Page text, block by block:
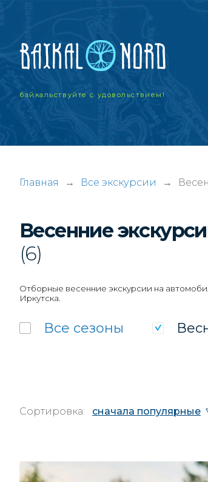
байкальствуйтес удовольствием!
Главная → Все экскурсии →
Весенние
(6)
Отборные весенние экскурсии на
Иркутска.
Все сезоны
Сортировка: сначала популярные